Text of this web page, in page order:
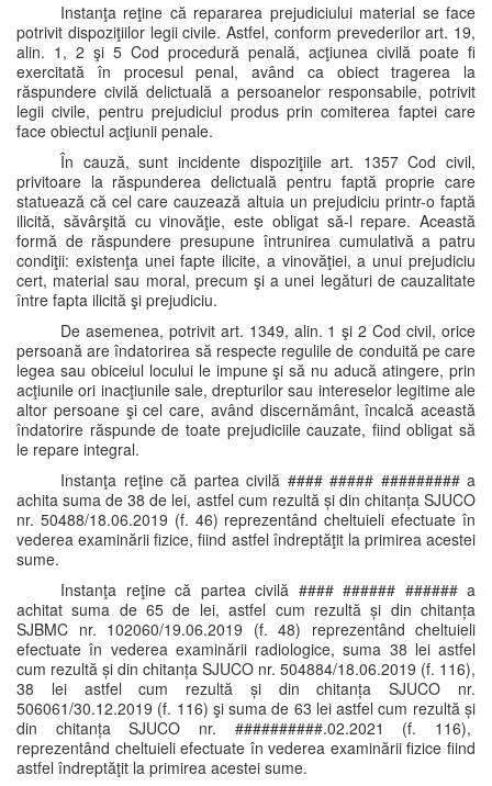
Instanţa reţine că repararea prejudiciului material se face
potrivit dispoziţiilor legii civile. Astfel, conform prevederilor art. 19,
alin. 1, 2 şi 5 Cod procedură penală, acţiunea civilă poate fi
exercitată în procesul penal, având ca obiect tragerea la
răspundere civilă delictuală a persoanelor responsabile, potrivit
legii civile, pentru prejudiciul produs prin comiterea faptei care
face obiectul acţiunii penale.
În cauză, sunt incidente dispoziţiile art. 1357 Cod civil,
privitoare la răspunderea delictuală pentru faptă proprie care
statuează că cel care cauzează altuia un prejudiciu printr-o faptă
ilicită, săvârşită cu vinovăţie, este obligat să-l repare. Această
formă de răspundere presupune întrunirea cumulativă a patru
condiţii: existenţa unei fapte ilicite, a vinovăţiei, a unui prejudiciu
cert, material sau moral, precum şi a unei legături de cauzalitate
între fapta ilicită şi prejudiciu.
De asemenea, potrivit art. 1349, alin. 1 şi 2 Cod civil, orice
persoană are îndatorirea să respecte regulile de conduită pe care
legea sau obiceiul locului le impune şi să nu aducă atingere, prin
acţiunile ori inacţiunile sale, drepturilor sau intereselor legitime ale
altor persoane şi cel care, având discernământ, încalcă această
îndatorire răspunde de toate prejudiciile cauzate, fiind obligat să
le repare integral.
Instanţa reţine că partea civilă #### ##### ######### a
achita suma de 38 de lei, astfel cum rezultă și din chitanța SJUCO
nr. 50488/18.06.2019 (f. 46) reprezentând cheltuieli efectuate în
vederea examinării fizice, fiind astfel îndreptăţit la primirea acestei
sume.
Instanţa reţine că partea civilă #### ###### ###### a
achitat suma de 65 de lei, astfel cum rezultă și din chitanța
SJBMC nr. 102060/19.06.2019 (f. 48) reprezentând cheltuieli
efectuate în vederea examinării radiologice, suma 38 lei astfel
cum rezultă și din chitanța SJUCO nr. 504884/18.06.2019 (f. 116),
38 lei astfel cum rezultă și din chitanța SJUCO nr.
506061/30.12.2019 (f. 116) şi suma de 63 lei astfel cum rezultă și
din chitanța SJUCO nr. ##########.02.2021 (f. 116),
reprezentând cheltuieli efectuate în vederea examinării fizice fiind
astfel îndreptăţit la primirea acestei sume.